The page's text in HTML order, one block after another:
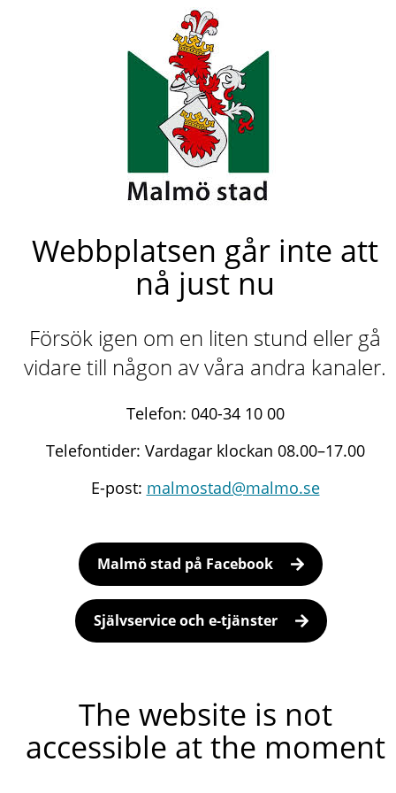
Webbplatsen går inte att
nå just nu
Försök igen om en liten stund eller gå
vidare till någon av våra andra kanaler.
Telefon: 040-34 10 00
Telefontider: Vardagar klockan 08.00–17.00
E-post: malmostad@malmo.se
Malmö stad på Facebook
Självservice och e-tjänster
The website is not
accessible at the moment